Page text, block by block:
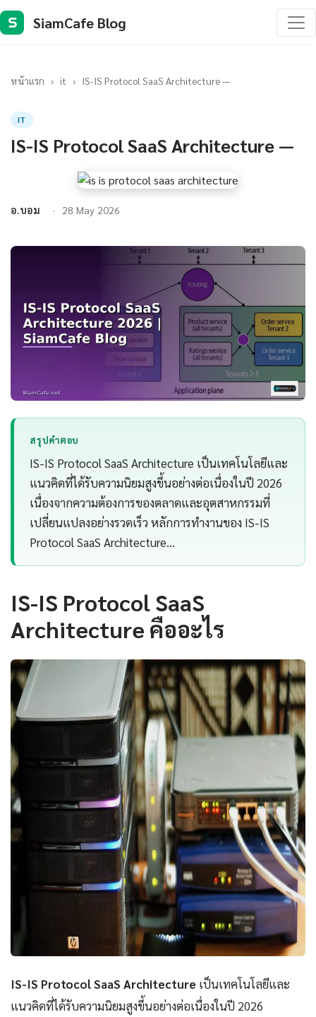
S SiamCafe Blog
หน้าแรก › it › IS-IS Protocol SaaS Architecture —
IT
IS-IS Protocol SaaS Architecture —
อ.บอม 28 May 2026
สรุปคำตอบ
IS-IS Protocol SaaS Architecture เป็นเทคโนโลยีและ
แนวคิดที่ได้รับความนิยมสูงขึ้นอย่างต่อเนื่องในปี 2026
เนื่องจากความต้องการของตลาดและอุตสาหกรรมที่
เปลี่ยนแปลงอย่างรวดเร็ว หลักการทำงานของ IS-IS
Protocol SaaS Architecture…
IS-IS Protocol SaaS
Architecture คืออะไร
IS-IS Protocol SaaS Architecture เป็นเทคโนโลยีและ
แนวคิดที่ได้รับความนิยมสูงขึ้นอย่างต่อเนื่องในปี 2026